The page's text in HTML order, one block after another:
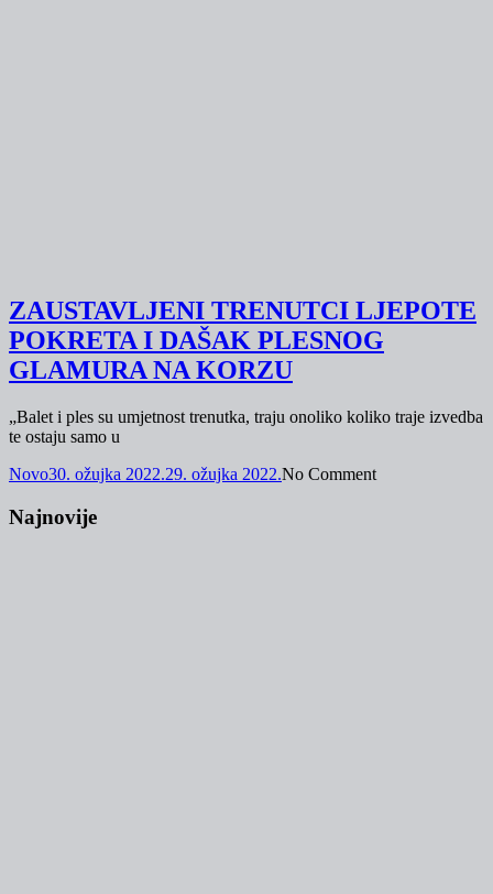
ZAUSTAVLJENI TRENUTCI LJEPOTE
POKRETA I DAŠAK PLESNOG
GLAMURA NA KORZU
„Balet i ples su umjetnost trenutka, traju onoliko koliko traje izvedba
te ostaju samo u
Novo30. ožujka 2022.29. ožujka 2022.No Comment
Najnovije